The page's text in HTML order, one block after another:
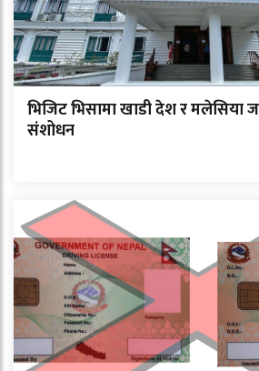
भिजिट भिसामा खाडी देश र मलेसिया
संशोधन